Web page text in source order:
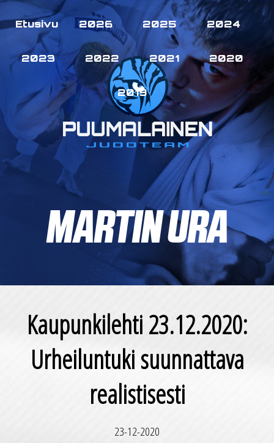
MARTIN URA
Etusivu 2026 2025 2024
2023 2022 2021 2020
2019
Kaupunkilehti 23.12.2020:
Urheiluntuki suunnattava
realistisesti
23-12-2020